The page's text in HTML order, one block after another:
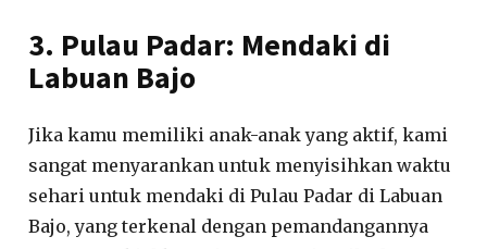
3. Pulau Padar: Mendaki di
Labuan Bajo
Jika kamu memiliki anak-anak yang aktif, kami
sangat menyarankan untuk menyisihkan waktu
sehari untuk mendaki di Pulau Padar di Labuan
Bajo, yang terkenal dengan pemandangannya